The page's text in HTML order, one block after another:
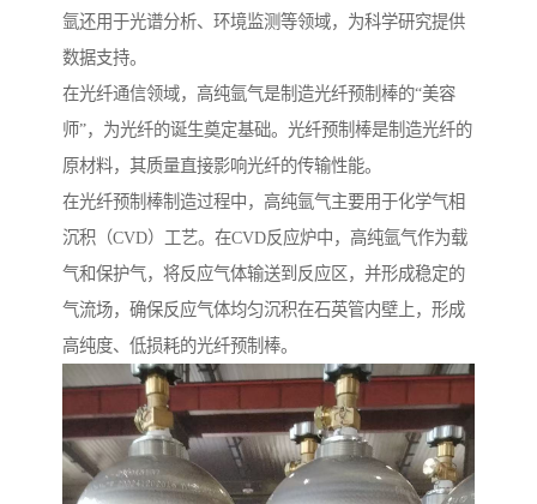
氩还用于光谱分析、环境监测等领域，为科学研究提供
数据支持。
在光纤通信领域，高纯氩气是制造光纤预制棒的“美容
师”，为光纤的诞生奠定基础。光纤预制棒是制造光纤的
原材料，其质量直接影响光纤的传输性能。
在光纤预制棒制造过程中，高纯氩气主要用于化学气相
沉积（CVD）工艺。在CVD反应炉中，高纯氩气作为载
气和保护气，将反应气体输送到反应区，并形成稳定的
气流场，确保反应气体均匀沉积在石英管内壁上，形成
高纯度、低损耗的光纤预制棒。